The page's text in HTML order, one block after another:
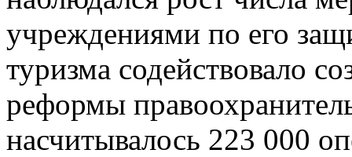
учреждениями по его
туризма содействовало
реформы
насчитывалось 223 000